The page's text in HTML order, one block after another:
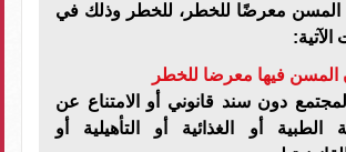
المسن معرضًا للخطر، للخطر وذلك في
دون سند قانوني أو الامتناع عن
الطبية أو الغذائية أو التأهيلية أو